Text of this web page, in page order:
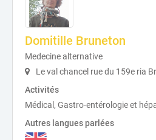
Domitille Bruneton
Medecine alternative
Le val chancel rue du 159e ria
Activités
Médical, Gastro-entérologie et
Autres langues parlées